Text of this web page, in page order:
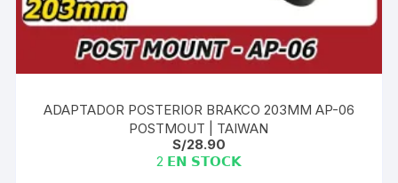
ADAPTADOR POSTERIOR BRAKCO 203MM AP-06
POSTMOUT | TAIWAN
S/28.90
2 𝗘𝗡 𝗦𝗧𝗢𝗖𝗞